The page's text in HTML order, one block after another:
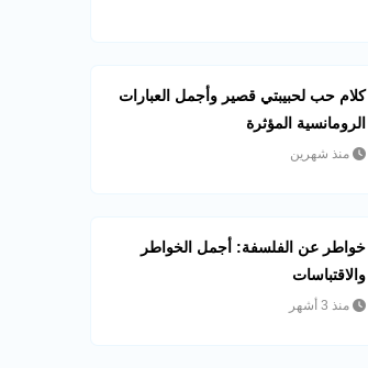
كلام حب لحبيبتي قصير وأجمل العبارات
الرومانسية المؤثرة
منذ شهرين
خواطر عن الفلسفة: أجمل الخواطر
والاقتباسات
منذ 3 أشهر